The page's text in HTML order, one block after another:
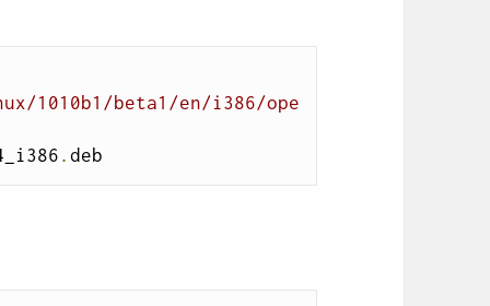
1010b1/beta1/en/i386/ope
. deb